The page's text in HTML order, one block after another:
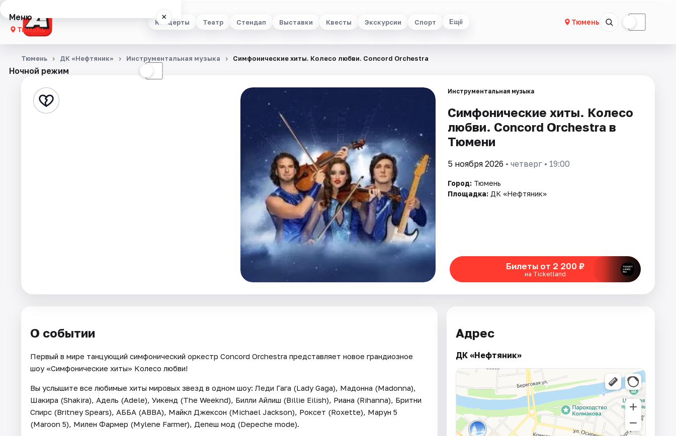
Концерты Театр Стендап Выставки Квесты Экскурсии Спорт Ещё Тюмень ☾
Меню ×
Тюмень
Концерты
Стендап
Ночной режим ☾
Тюмень ДК «Нефтяник» Инструментальная музыка Симфонические хиты. Колесо любви. Concord Orchestra
Инструментальная музыка
Симфонические хиты. Колесо
любви. Concord Orchestra в
Тюмени
5 ноября 2026 • четверг • 19:00
Город: Тюмень
Площадка: ДК «Нефтяник»
Билеты от 2 200 ₽
на Ticketland
О событии
Первый в мире танцующий симфонический оркестр Concord Orchestra представляет новое грандиозное
шоу «Симфонические хиты» Колесо любви!
Вы услышите все любимые хиты мировых звезд в одном шоу: Леди Гага (Lady Gaga), Мадонна (Madonna),
Шакира (Shakira), Адель (Adele), Уикенд (The Weeknd), Билли Айлиш (Billie Eilish), Риана (Rihanna), Бритни
Спирс (Britney Spears), АББА (ABBA), Майкл Джексон (Michael Jackson), Роксет (Roxette), Марун 5
(Maroon 5), Милен Фармер (Mylene Farmer), Депеш мод (Depeche mode).
Адрес
ДК «Нефтяник»